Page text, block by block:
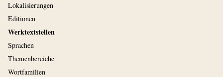
Lokalisierungen
Editionen
Werktextstellen
Sprachen
Themenbereiche
Wortfamilien